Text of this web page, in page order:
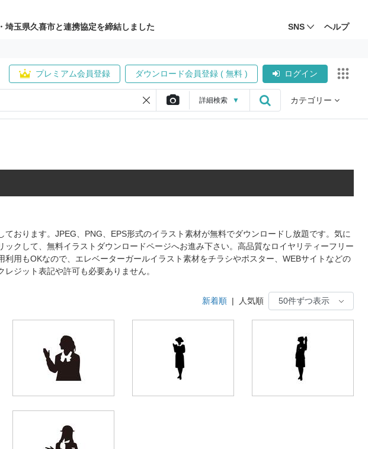
玉県久喜市と連携協定を締結しました SNS ヘルプ
プレミアム会員登録 ダウンロード会員登録 ( 無料 ) ログイン
詳細検索 ▼ カテゴリー
おります。JPEG、PNG、EPS形式のイラスト素材が無料でダウンロードし放題です。気に
クして、無料イラストダウンロードページへお進み下さい。高品質なロイヤリティーフリー
用もOKなので、エレベーターガールイラスト素材をチラシやポスター、WEBサイトなどの
ジット表記や許可も必要ありません。
新着順 | 人気順